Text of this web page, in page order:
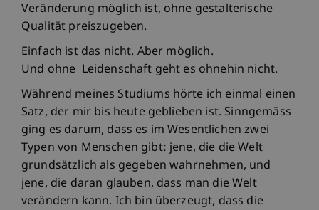
Veränderung möglich ist, ohne gestalterische
Qualität preiszugeben.
Einfach ist das nicht. Aber möglich.
Und ohne Leidenschaft geht es ohnehin nicht.
Während meines Studiums hörte ich einmal einen
Satz, der mir bis heute geblieben ist. Sinngemäss
ging es darum, dass es im Wesentlichen zwei
Typen von Menschen gibt: jene, die die Welt
grundsätzlich als gegeben wahrnehmen, und
jene, die daran glauben, dass man die Welt
verändern kann. Ich bin überzeugt, dass die